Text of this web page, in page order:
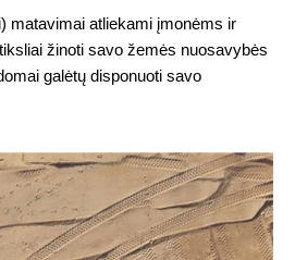
matavimai atliekami įmonėms ir
žinoti savo žemės nuosavybės
galėtų disponuoti savo